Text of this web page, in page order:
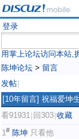
登录
用掌上论坛访问本站,
陈坤论坛 > 留言
发帖
[10年留言] 祝福爱坤
看91931 回303 收藏
1# 陈坤 只看他